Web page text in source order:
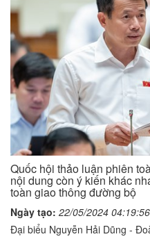
Quốc hội thảo luận phiên
nội dung còn ý kiến khác
toàn giao thông đường bộ
Ngày tạo: 22/05/2024
Đại biểu Nguyễn Hải Dũng -